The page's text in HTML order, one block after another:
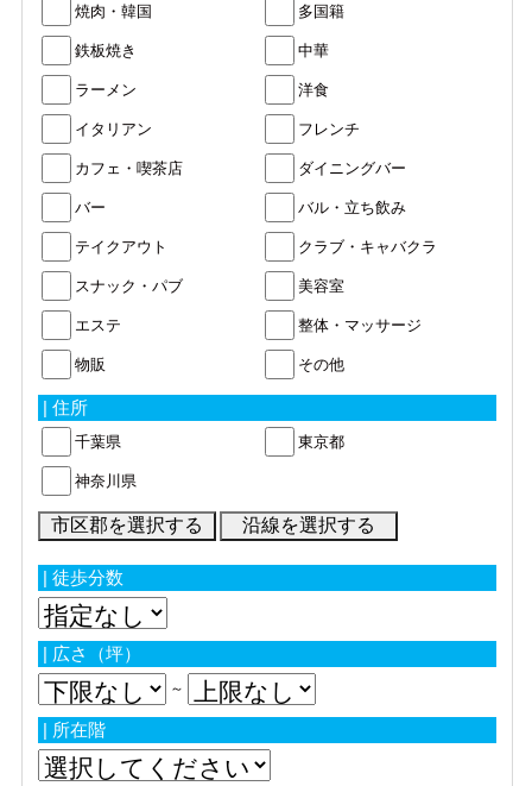
焼肉・韓国 多国籍
鉄板焼き 中華
ラーメン 洋食
イタリアン フレンチ
カフェ・喫茶店 ダイニングバー
バー バル・立ち飲み
テイクアウト クラブ・キャバクラ
スナック・パブ 美容室
エステ 整体・マッサージ
物販 その他
| 住所
千葉県 東京都
神奈川県
| 徒歩分数
| 広さ（坪）
～
| 所在階